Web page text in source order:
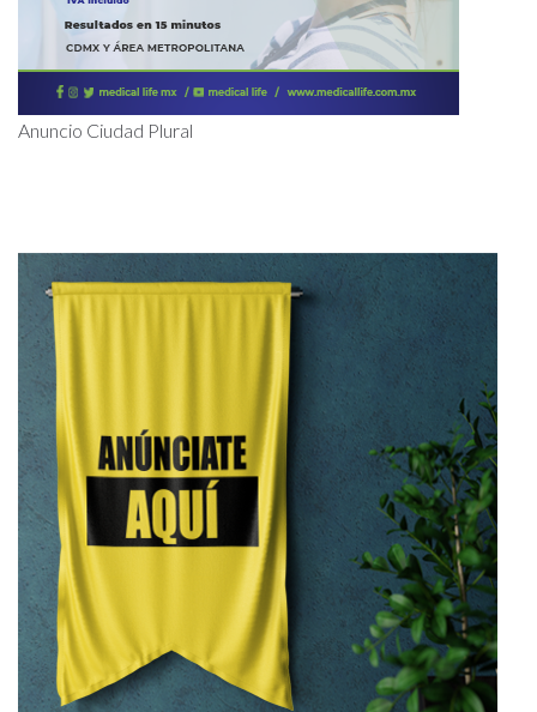
Anuncio Ciudad Plural